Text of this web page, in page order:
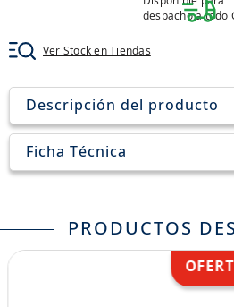
despacho a todo
Ver Stock en Tiendas
Descripción del producto
Ficha Técnica
PRODUCTOS
9